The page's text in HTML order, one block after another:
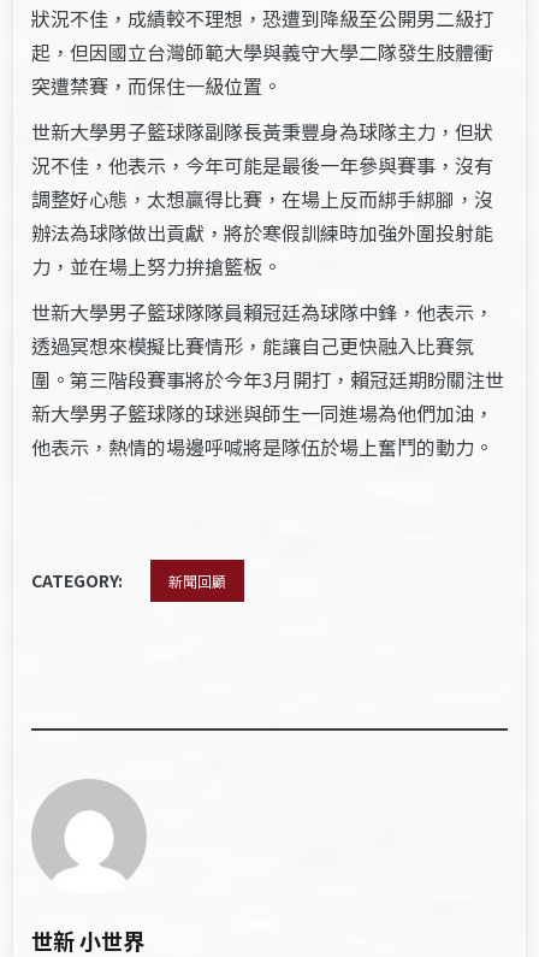
狀況不佳，成績較不理想，恐遭到降級至公開男二級打
起，但因國立台灣師範大學與義守大學二隊發生肢體衝
突遭禁賽，而保住一級位置。
世新大學男子籃球隊副隊長黃秉豐身為球隊主力，但狀
況不佳，他表示，今年可能是最後一年參與賽事，沒有
調整好心態，太想贏得比賽，在場上反而綁手綁腳，沒
辦法為球隊做出貢獻，將於寒假訓練時加強外圍投射能
力，並在場上努力拚搶籃板。
世新大學男子籃球隊隊員賴冠廷為球隊中鋒，他表示，
透過冥想來模擬比賽情形，能讓自己更快融入比賽氛
圍。第三階段賽事將於今年3月開打，賴冠廷期盼關注世
新大學男子籃球隊的球迷與師生一同進場為他們加油，
他表示，熱情的場邊呼喊將是隊伍於場上奮鬥的動力。
CATEGORY: 新聞回顧
世新 小世界